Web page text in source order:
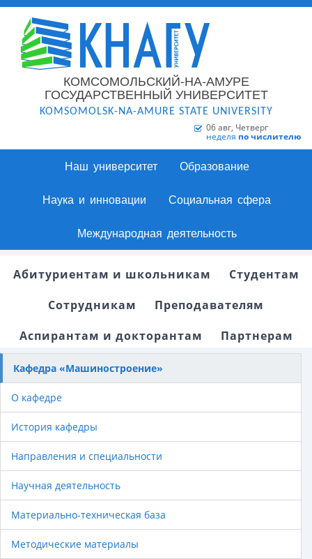
КОМСОМОЛЬСКИЙ-НА-АМУРЕ
ГОСУДАРСТВЕННЫЙ УНИВЕРСИТЕТ
KOMSOMOLSK-NA-AMURE STATE UNIVERSITY
06 авг, Четверг
неделя по числителю
Наш университет Образование
Наука и инновации Социальная сфера
Международная деятельность
Абитуриентам и школьникам
Студентам
Сотрудникам
Преподавателям
Аспирантам и докторантам
Партнерам
Кафедра «Машиностроение»
О кафедре
История кафедры
Направления и специальности
Научная деятельность
Материально-техническая база
Методические материалы